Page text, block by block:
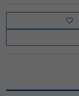
e
o
k
t
t
e